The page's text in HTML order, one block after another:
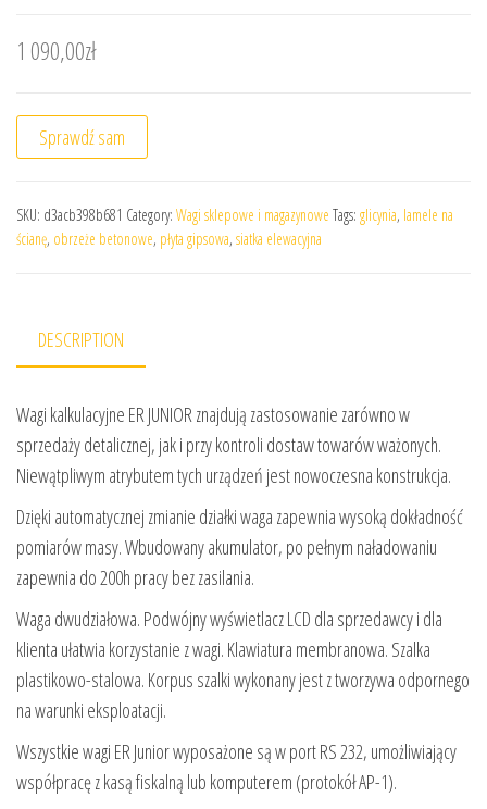
1 090,00zł
Sprawdź sam
SKU: d3acb398b681 Category: Wagi sklepowe i magazynowe Tags: glicynia, lamele na
ścianę, obrzeże betonowe, płyta gipsowa, siatka elewacyjna
DESCRIPTION
Wagi kalkulacyjne ER JUNIOR znajdują zastosowanie zarówno w
sprzedaży detalicznej, jak i przy kontroli dostaw towarów ważonych.
Niewątpliwym atrybutem tych urządzeń jest nowoczesna konstrukcja.
Dzięki automatycznej zmianie działki waga zapewnia wysoką dokładność
pomiarów masy. Wbudowany akumulator, po pełnym naładowaniu
zapewnia do 200h pracy bez zasilania.
Waga dwudziałowa. Podwójny wyświetlacz LCD dla sprzedawcy i dla
klienta ułatwia korzystanie z wagi. Klawiatura membranowa. Szalka
plastikowo-stalowa. Korpus szalki wykonany jest z tworzywa odpornego
na warunki eksploatacji.
Wszystkie wagi ER Junior wyposażone są w port RS 232, umożliwiający
współpracę z kasą fiskalną lub komputerem (protokół AP-1).